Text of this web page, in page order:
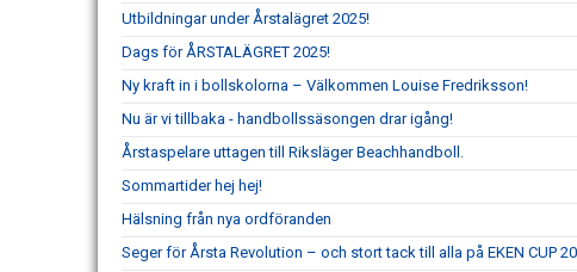
Utbildningar under Årstalägret 2025!
Dags för ÅRSTALÄGRET 2025!
Ny kraft in i bollskolorna – Välkommen Louise Fredriksson!
Nu är vi tillbaka - handbollssäsongen drar igång!
Årstaspelare uttagen till Riksläger Beachhandboll.
Sommartider hej hej!
Hälsning från nya ordföranden
Seger för Årsta Revolution – och stort tack till alla på EKEN CUP